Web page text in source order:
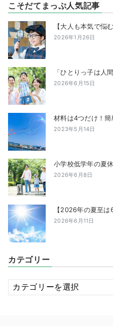
こそだてまっぷ人気記事
【大人も本気で悩
2026年1月26日
「ひとりっ子は人
2026年6月15日
材料は4つだけ！
2023年5月14日
小学校低学年の夏
2026年6月8日
【2026年の夏至
2026年6月11日
カテゴリー
カ
テ